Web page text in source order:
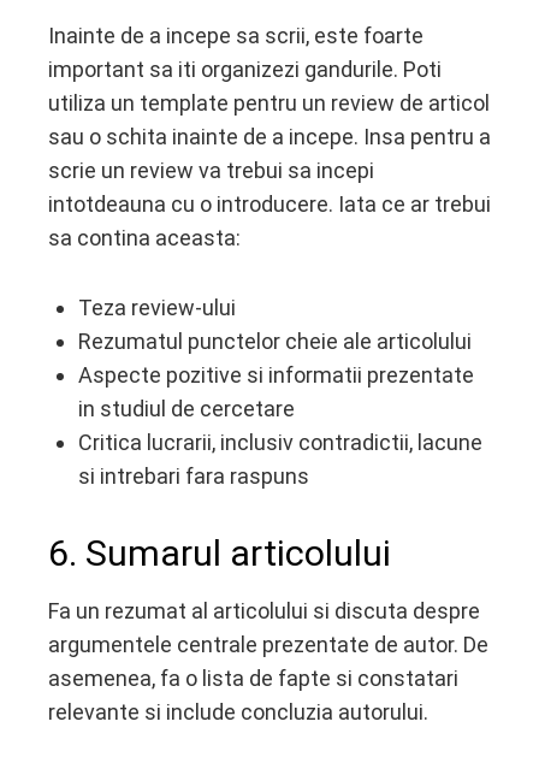
Inainte de a incepe sa scrii, este foarte
important sa iti organizezi gandurile. Poti
utiliza un template pentru un review de articol
sau o schita inainte de a incepe. Insa pentru a
scrie un review va trebui sa incepi
intotdeauna cu o introducere. Iata ce ar trebui
sa contina aceasta:
Teza review-ului
Rezumatul punctelor cheie ale articolului
Aspecte pozitive si informatii prezentate
in studiul de cercetare
Critica lucrarii, inclusiv contradictii, lacune
si intrebari fara raspuns
6. Sumarul articolului
Fa un rezumat al articolului si discuta despre
argumentele centrale prezentate de autor. De
asemenea, fa o lista de fapte si constatari
relevante si include concluzia autorului.